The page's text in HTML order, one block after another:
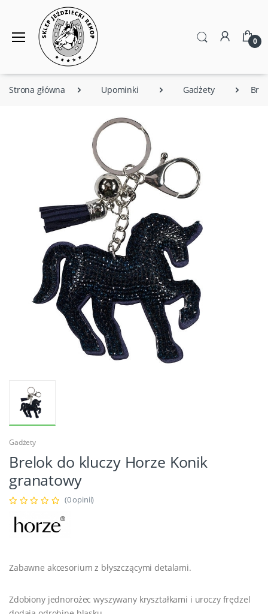
0
Strona główna Upominki Gadżety
Gadżety
Brelok do kluczy Horze Konik
granatowy
(0 opinii)
Zabawne akcesorium z błyszczącymi detalami.
Zdobiony jednorożec wyszywany kryształkami i uroczy frędzel